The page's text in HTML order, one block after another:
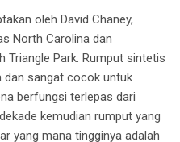
oleh David Chaney,
North Carolina dan
Triangle Park. Rumput sintetis
dan sangat cocok untuk
berfungsi terlepas dari
kemudian rumput yang
yang mana tingginya adalah